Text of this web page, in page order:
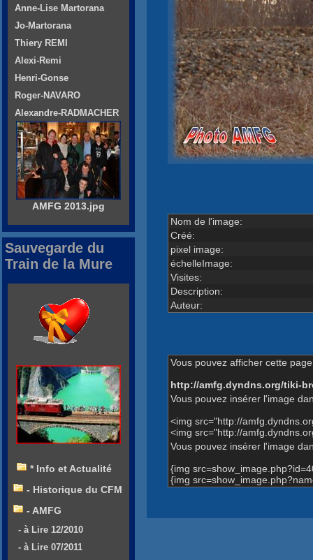
Nom de l'image:
Créé:
pixel image:
échelleImage:
Visites:
Description:
Auteur:
Vous pouvez afficher cette
http://amfg.dyndns.org/tiki-
Vous pouvez insérer l'image
<img src="http://
<img src="http://
Vous pouvez insérer l'image
{img
{img
Anne-Lise Martorana
Jo-Martorana
Thiery REMI
Alexi-Remi
Henri-Gonse
Roger-NAVARO
Alexandre-RADMACHER
AMFG 2013.jpg
Sauvegarde du
Train de la Mure
* Info et Actualité
- Historique du CFM
- AMFG
- à Lire 12/2010
- à Lire 07/2011